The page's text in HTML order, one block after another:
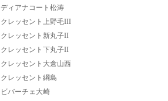
ディアナコート松涛
クレッセント上野毛III
クレッセント新丸子II
クレッセント下丸子II
クレッセント大倉山西
クレッセント綱島
ビバーチェ大崎